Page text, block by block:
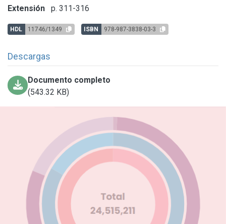
Extensión p. 311-316
HDL 11746/1349 ISBN 978-987-3838-03-3
Descargas
Documento completo
(543.32 KB)